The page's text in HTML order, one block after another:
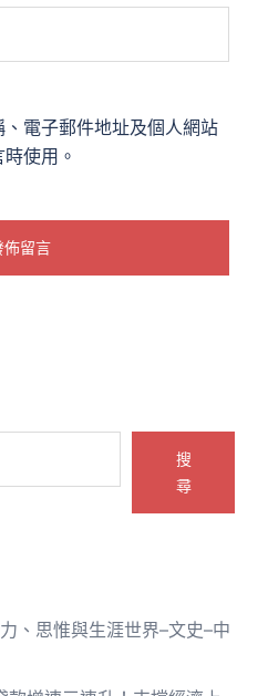
電子郵件地址及個人網站
使用。
搜
尋
、思惟與生涯世界–文史–中